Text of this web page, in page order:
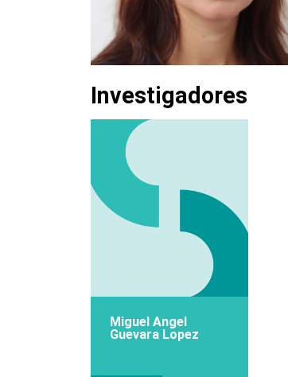
Investigadores
Miguel Angel
Guevara Lopez